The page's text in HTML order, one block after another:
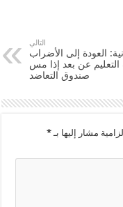
التالي
العودة إلى الأضراب
عن بعد إذا مس
صندوق التعاضد
مشار إليها بـ*